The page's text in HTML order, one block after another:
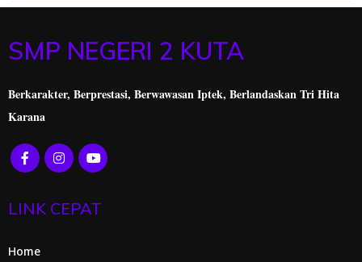
SMP NEGERI 2 KUTA
Berkarakter, Berprestasi, Berwawasan Iptek, Berlandaskan Tri Hita
Karana
LINK CEPAT
Home